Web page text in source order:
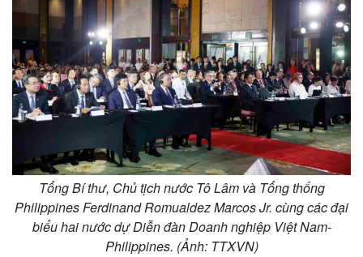
Tổng Bí thư, Chủ tịch nước Tô Lâm và Tổng thống
Philippines Ferdinand Romualdez Marcos Jr. cùng các đại
biểu hai nước dự Diễn đàn Doanh nghiệp Việt Nam-
Philippines. (Ảnh: TTXVN)